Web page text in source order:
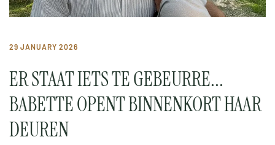
29 JANUARY 2026
ER STAAT IETS TE GEBEURRE...
BABETTE OPENT BINNENKORT HAAR
DEUREN